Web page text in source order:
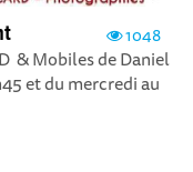
1048
& Mobiles de Daniel
et du mercredi au